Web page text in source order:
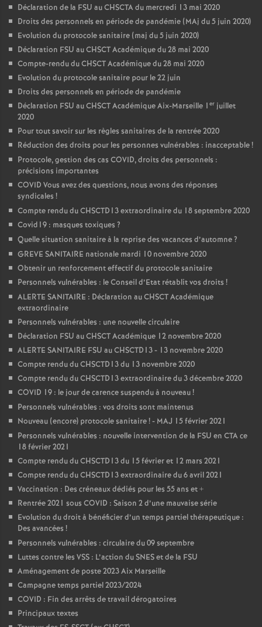
Déclaration de la FSU au CHSCTA du mercredi 13 mai 2020
Droits des personnels en période de pandémie (MAj du 5 juin 2020)
Evolution du protocole sanitaire (maj du 5 juin 2020)
Déclaration FSU au CHSCT Académique du 28 mai 2020
Compte-rendu du CHSCT Académique du 28 mai 2020
Evolution du protocole sanitaire pour le 22 juin
Droits des personnels en période de pandémie
Déclaration FSU au CHSCT Académique Aix-Marseille 1 er juillet
2020
Pour tout savoir sur les règles sanitaires de la rentrée 2020
Réduction des droits pour les personnes vulnérables : inacceptable!
Protocole, gestion des cas COVID, droits des personnels :
précisions importantes
COVID Vous avez des questions, nous avons des réponses
syndicales !
Compte rendu du CHSCTD13 extraordinaire du 18 septembre 2020
Covid19 : masques toxiques ?
Quelle situation sanitaire à la reprise des vacances d’automne?
GREVE SANITAIRE nationale mardi 10 novembre 2020
Obtenir un renforcement effectif du protocole sanitaire
Personnels vulnérables : le Conseil d’Etat rétablit vos droits !
ALERTE SANITAIRE : Déclaration au CHSCT Académique
extraordinaire
Personnels vulnérables : une nouvelle circulaire
Déclaration FSU au CHSCT Académique 12 novembre 2020
ALERTE SANITAIRE FSU au CHSCTD13 - 13 novembre 2020
Compte rendu du CHSCTD13 du 13 novembre 2020
Compte rendu du CHSCTD13 extraordinaire du 3 décembre 2020
COVID 19 : le jour de carence suspendu à nouveau!
Personnels vulnérables : vos droits sont maintenus
Nouveau (encore) protocole sanitaire! - MAJ 15 février 2021
Personnels vulnérables : nouvelle intervention de la FSU en CTA ce
18 février 2021
Compte rendu du CHSCTD13 du 15 février et 12 mars 2021
Compte rendu du CHSCTD13 extraordinaire du 6 avril 2021
Vaccination : Des créneaux dédiés pour les 55 ans et +
Rentrée 2021 sous COVID : Saison 2 d’une mauvaise série
Evolution du droit à bénéficier d’un temps partiel thérapeutique :
Des avancées !
Personnels vulnérables : circulaire du 09 septembre
Luttes contre les VSS : L’action du SNES et de la FSU
Aménagement de poste 2023 Aix Marseille
Campagne temps partiel 2023/2024
COVID : Fin des arrêts de travail dérogatoires
Principaux textes